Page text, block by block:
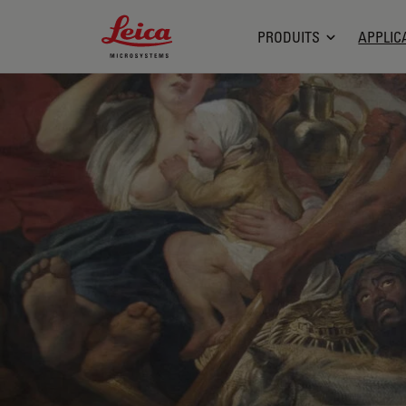
Leica Microsystems Logo
PRODUITS